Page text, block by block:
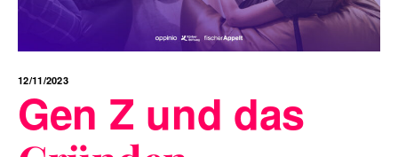
12/11/2023
Gen Z und das